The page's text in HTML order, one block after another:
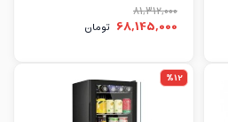
81,312,000
68,145,000 تومان
%12